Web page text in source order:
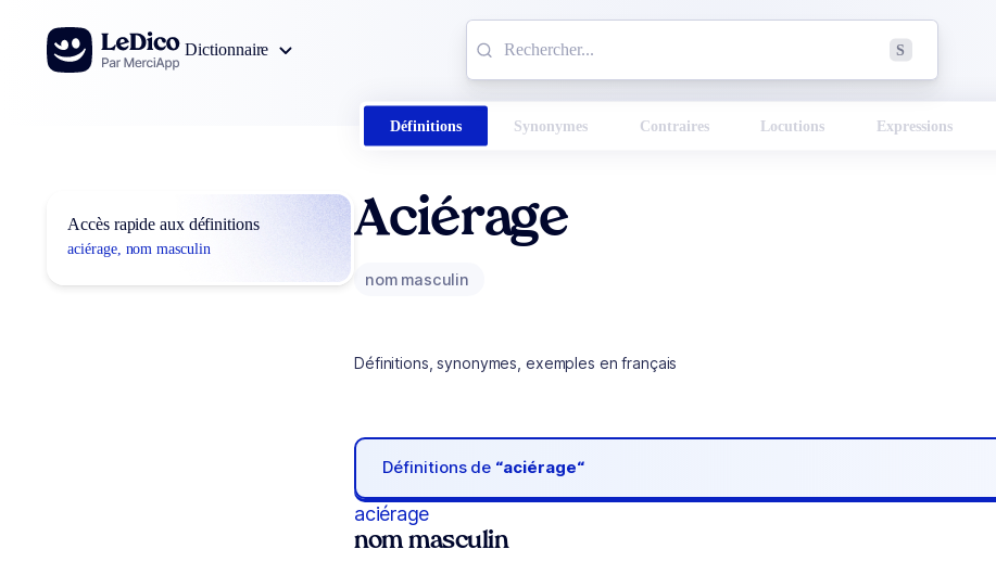
Aller au contenu
Dictionnaire
S
Définitions Synonymes Contraires Locutions Expressions
Accès rapide aux définitions
aciérage, nom masculin
Aciérage
nom masculin
Définitions, synonymes, exemples en français
Définitions de “aciérage“
aciérage
nom masculin